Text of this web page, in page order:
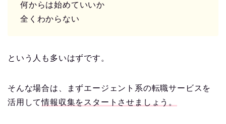
何からは始めていいか
全くわからない
という人も多いはずです。
そんな場合は、まずエージェント系の転職サービスを
活用して情報収集をスタートさせましょう。